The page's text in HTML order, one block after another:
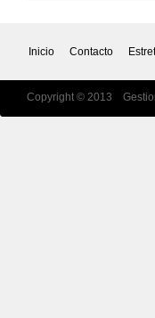
Inicio Contacto
Copyright © 2013